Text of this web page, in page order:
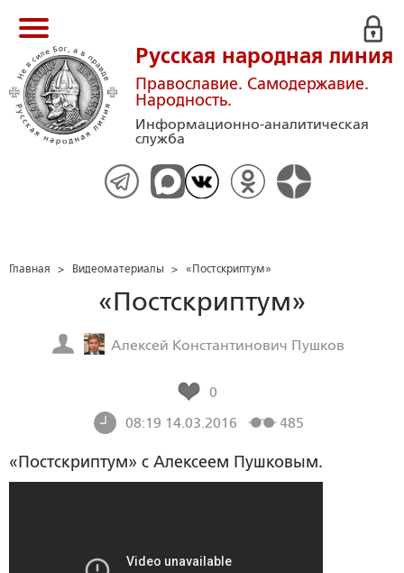
Русская народная линия
Православие. Самодержавие.
Народность.
Информационно-аналитическая
служба
Главная > Видеоматериалы > «Постскриптум»
«Постскриптум»
Алексей Константинович Пушков
0
08:19 14.03.2016
485
«Постскриптум» с Алексеем Пушковым.